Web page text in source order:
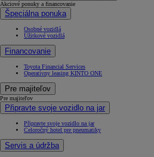
Akciové ponuky a financovanie
Špeciálna ponuka
Osobné vozidlá
Úžitkové vozidlá
Financovanie
Toyota Financial Services
Operatívny leasing KINTO ONE
Pre majiteľov
Pre majiteľov
Připravte svoje vozidlo na jar
Připravte svoje vozidlo na jar
Celoročný hotel pre pneumatiky
Servis a údržba